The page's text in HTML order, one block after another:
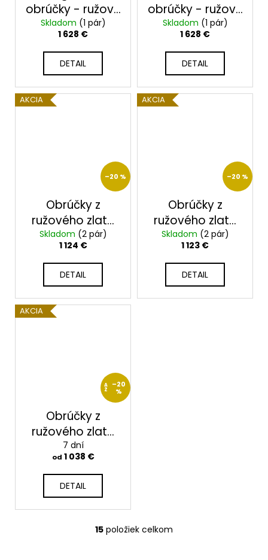
obrúčky - ružové
zlato 2014092/R
Skladom (1 pár)
1 628 €
DETAIL
obrúčky - ružové
zlato
2014067/RX
Skladom (1 pár)
1 628 €
DETAIL
AKCIA
–20 %
Obrúčky z
ružového zlata
2014041/R
Skladom (2 pár)
1 124 €
DETAIL
AKCIA
–20 %
Obrúčky z
ružového zlata
2014065/R
Skladom (2 pár)
1 123 €
DETAIL
AKCIA
A
Ž
–20
%
Obrúčky z
ružového zlata
2014002/R
7 dní
od 1 038 €
DETAIL
O
15 položiek celkom